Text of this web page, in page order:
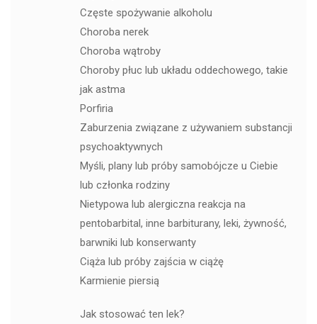
Częste spożywanie alkoholu
Choroba nerek
Choroba wątroby
Choroby płuc lub układu oddechowego, takie
jak astma
Porfiria
Zaburzenia związane z używaniem substancji
psychoaktywnych
Myśli, plany lub próby samobójcze u Ciebie
lub członka rodziny
Nietypowa lub alergiczna reakcja na
pentobarbital, inne barbiturany, leki, żywność,
barwniki lub konserwanty
Ciąża lub próby zajścia w ciążę
Karmienie piersią
Jak stosować ten lek?